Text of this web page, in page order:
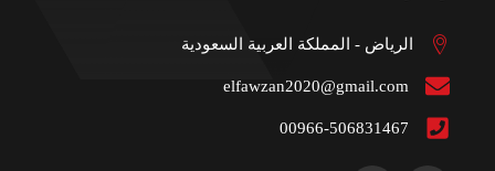
الرياض - المملكة العربية السعودية
elfawzan2020@gmail.com
00966-506831467